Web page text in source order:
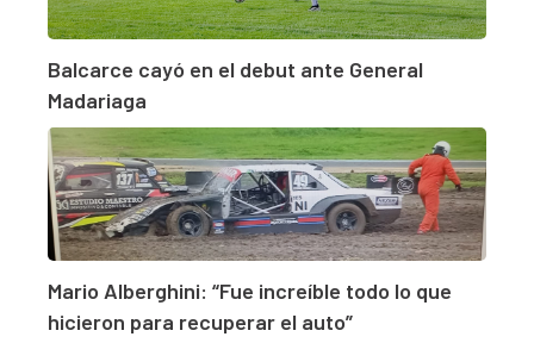
Balcarce cayó en el debut ante General
Madariaga
Mario Alberghini: “Fue increíble todo lo que
hicieron para recuperar el auto”